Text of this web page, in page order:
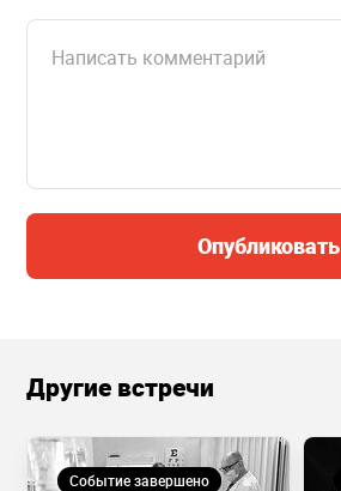
Опубликовать
Другие встречи
Событие завершено